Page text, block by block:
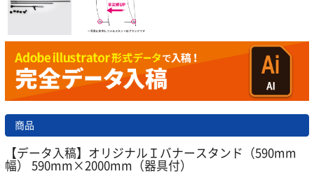
商品
【データ入稿】オリジナルＩバナースタンド（590mm
幅） 590mm×2000mm（器具付）